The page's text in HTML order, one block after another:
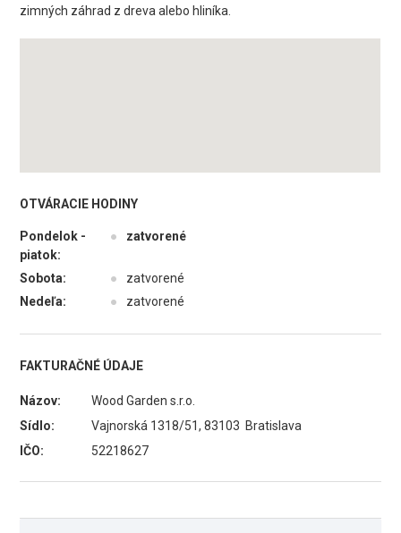
zimných záhrad z dreva alebo hliníka.
OTVÁRACIE HODINY
Pondelok -
piatok:
● zatvorené
Sobota: ●
zatvorené
Nedeľa:
● zatvorené
FAKTURAČNÉ ÚDAJE
Názov:
Wood Garden s.r.o.
Sídlo:
Vajnorská 1318/51, 83103 Bratislava
IČO:
52218627